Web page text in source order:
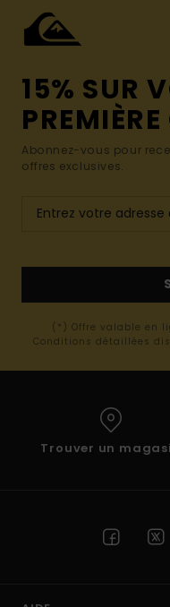
15% SUR
Abonnez-vous pour
offres exclusives.
(*) Offre valable en
Conditions détaillées
Trouver un